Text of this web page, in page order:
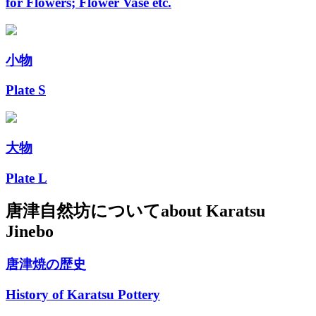
小物
Plate S
大物
Plate L
唐津自然坊についてabout Karatsu
Jinebo
唐津焼の歴史
History of Karatsu Pottery